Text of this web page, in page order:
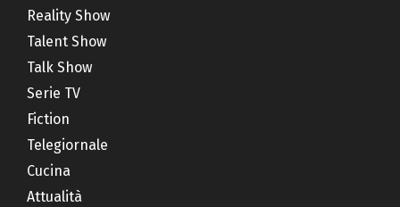
Reality Show
Talent Show
Talk Show
Serie TV
Fiction
Telegiornale
Cucina
Attualità